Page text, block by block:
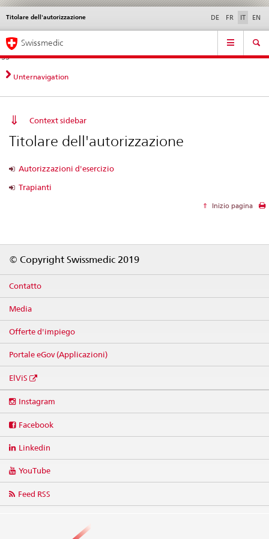
Navigazione
diretta:
novità,
aspetti
contatto
Novità &
norme
Contatto | Supporto &
aiuto
Titolare dell'autorizzazione DE FR IT EN
Service
Navigation
Swissmedic
Unternavigation
Context sidebar
Titolare dell'autorizzazione
Autorizzazioni d'esercizio
Trapianti
Inizio pagina
© Copyright Swissmedic 2019
Contatto
Media
Offerte d'impiego
Portale eGov (Applicazioni)
ElViS
media
Instagram
Facebook
Linkedin
YouTube
Feed RSS